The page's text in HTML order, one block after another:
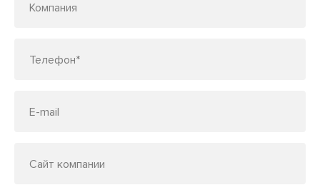
Компания
Телефон*
E-mail
Сайт компании